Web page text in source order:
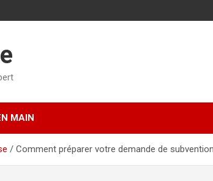
MAIN
Comment préparer votre demande de